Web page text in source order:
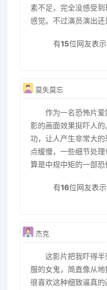
素不足，完全没感受
感觉。不过演员演出还
有15位网友表示
莫失莫忘
作为一名恐怖片
影的画面效果挺吓人
功，让人产生非常大
点缓慢，一些细节处
算是中规中矩的一部恐
有16位网友表示
杰克
这影片把我吓得
服的女鬼，简直像从地
很喜欢这种细致逼真